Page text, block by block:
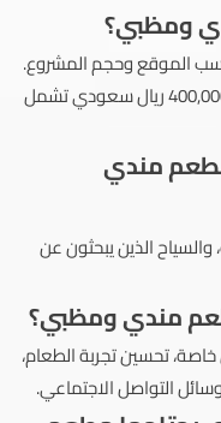
ومظبي؟
الموقع وحجم المشروع.
تتراوح التكاليف الابتدائية بين 200,000 إلى 400,000 ريال سعودي تشمل
مندي
الذين يبحثون عن
مندي ومظبي؟
تحسين تجربة الطعام،
التواصل الاجتماعي.